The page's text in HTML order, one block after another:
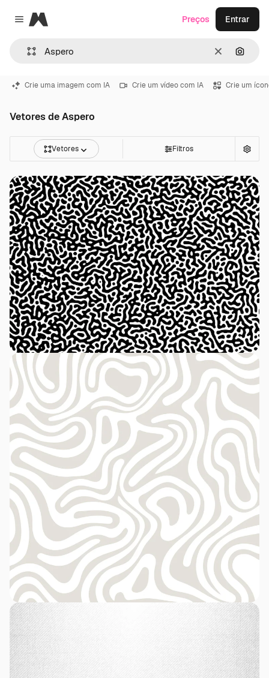
Close menu
Magnific
Limpar
Preços Entrar
Crie uma imagem com IA Crie um vídeo com IA Crie um
Vetores de Aspero
Vetores Filtros